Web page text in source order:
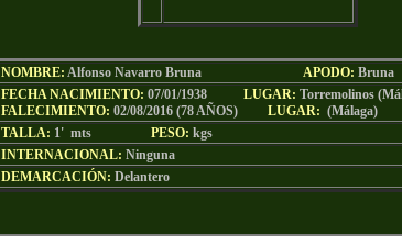
NOMBRE: Alfonso Navarro Bruna APODO: Bruna
FECHA NACIMIENTO: 07/01/1938 LUGAR: Torremolinos
FALECIMIENTO: 02/08/2016 (78 AÑOS) LUGAR: (Málaga)
TALLA: 1' mts PESO: kgs
INTERNACIONAL: Ninguna
DEMARCACIÓN: Delantero